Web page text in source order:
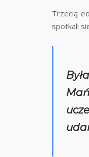
Trzecią
spotkali